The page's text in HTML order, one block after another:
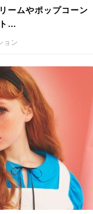
ームやポップコーン
…
ョン